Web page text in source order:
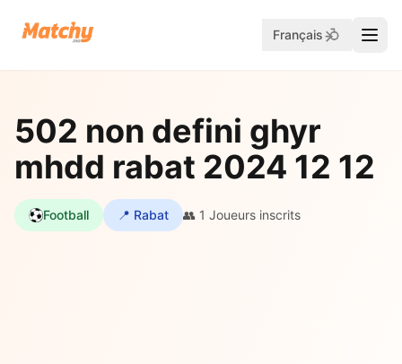
Français
502 non defini ghyr
mhdd rabat 2024 12 12
Football 📍 Rabat 👥 1 Joueurs inscrits